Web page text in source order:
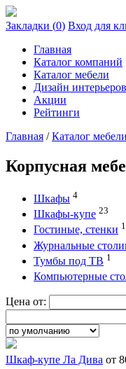
Закладки (0) Вход для
Главная
Каталог компаний
Каталог мебели
Дизайн интерьеров
Акции
Рейтинги
Главная /Каталог мебели
Корпусная
Шкафы 4
Шкафы-купе 23
Гостиные, стенки
Журнальные
Тумбы под ТВ 1
Компьютерные
Цена от:
Шкаф-купе Ла Дива от